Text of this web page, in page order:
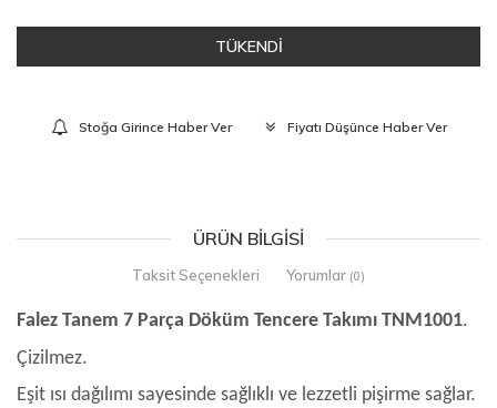
TÜKENDİ
Stoğa Girince Haber Ver Fiyatı Düşünce Haber Ver
ÜRÜN BILGISI
Taksit Seçenekleri Yorumlar (0)
Falez Tanem 7 Parça Döküm Tencere Takımı TNM1001.
Çizilmez.
Eşit ısı dağılımı sayesinde sağlıklı ve lezzetli pişirme sağlar.